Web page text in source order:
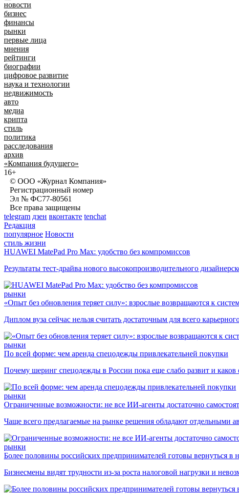
новости
бизнес
финансы
рынки
первые лица
мнения
рейтинги
биографии
цифровое развитие
наука и технологии
недвижимость
авто
медиа
крипта
стиль
политика
расследования
архив
«Компания будущего»
16+
© ООО «Журнал Компания»
Регистрационный номер
Эл № ФС77-80561
Все права защищены
telegram дзен вконтакте tenchat
Редакция
популярное Новости
стиль жизни
HUAWEI MatePad Pro Max: удобство без компромиссов
Результаты тест-драйва нового высокопроизводительного
рынки
«Опыт без обновления теряет силу»: взрослые возвращаются к
Диплом вуза сейчас нельзя считать достаточным для всего
рынки
По всей форме: чем аренда спецодежды привлекательней покупки
Почему шеринг спецодежды в России пока еще слабо развит и каков
рынки
Ограниченные возможности: не все ИИ-агенты достаточно
Чаще всего предлагаемые на рынке решения обладают отдельными
рынки
Более половины российских предпринимателей готовы вернуться в
Бизнесмены видят трудности из-за роста налоговой нагрузки и